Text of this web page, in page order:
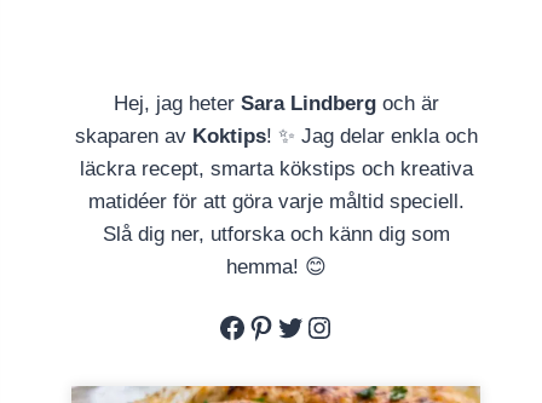
Hej, jag heter Sara Lindbergoch är
skaparen av Koktips! ✨ Jag delar enkla och
läckra recept, smarta kökstips och kreativa
matidéer för att göra varje måltid speciell.
Slå dig ner, utforska och känn dig som
hemma! 😊
Facebook
Pinterest
Twitter
Instagram